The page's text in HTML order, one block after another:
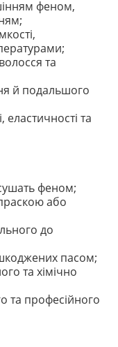
феном,
та
й подальшого
та
феном;
або
до
пасом;
та хімічно
та професійного